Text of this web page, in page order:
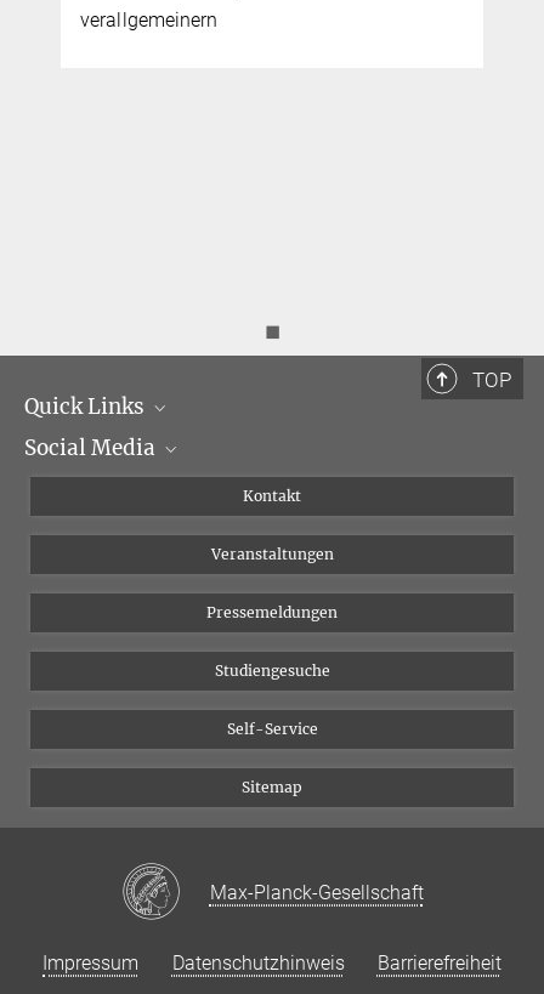
verallgemeinern
◼
TOP
Quick Links
Institutsleitung
Social Media
YouTube
Kontakt
Veranstaltungen
Pressemeldungen
Studiengesuche
Self-Service
Sitemap
Max-Planck-Gesellschaft
Impressum Datenschutzhinweis Barrierefreiheit